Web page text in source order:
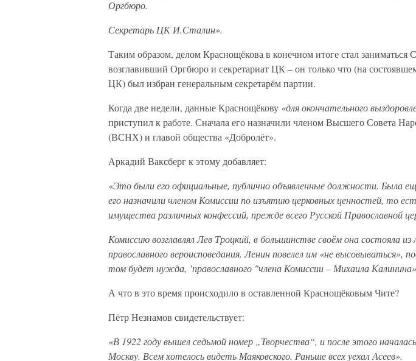
Оргбюро.
Секретарь ЦК И.Сталин».
Таким образом, делом Краснощёкова в конечном итоге стал заниматься
возглавивший Оргбюро и секретариат ЦК – он только что (на
ЦК) был избран генеральным секретарём партии.
Когда две недели, данные Краснощёкову «для окончательного
приступил к работе. Сначала его назначили членом Высшего Совета
(ВСНХ) и главой общества «Добролёт».
Аркадий Ваксберг к этому добавляет:
«Это были его официальные, публично объявленные должности. Была
его назначили членом Комиссии по изъятию церковных ценностей, то
имущества различных конфессий, прежде всего Русской Православной
Комиссию возглавлял Лев Троцкий, в большинстве своём она состояла
православного вероисповедания. Ленин повелел им «не высовываться»,
том будет нужда, ’православного "члена Комиссии – Михаила
А что в это время происходило в оставленной Краснощёковым Чите?
Пётр Незнамов свидетельствует:
«В 1922 году вышел седьмой номер „Творчества“, и после этого
Москву. Всем хотелось видеть Маяковского. Раньше всех уехал Асеев».